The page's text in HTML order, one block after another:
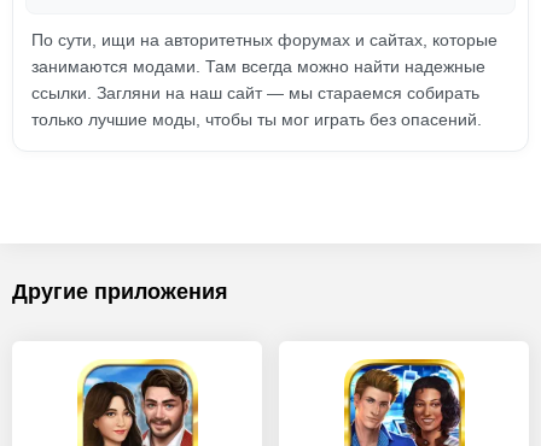
По сути, ищи на авторитетных форумах и сайтах, которые
занимаются модами. Там всегда можно найти надежные
ссылки. Загляни на наш сайт — мы стараемся собирать
только лучшие моды, чтобы ты мог играть без опасений.
Другие приложения